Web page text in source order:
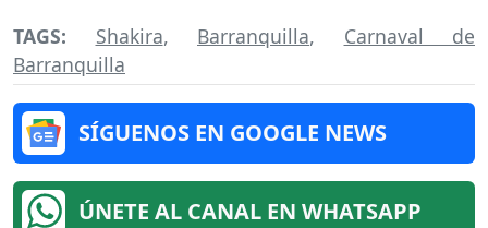
TAGS: Shakira, Barranquilla, Carnaval de
Barranquilla
SÍGUENOS EN GOOGLE NEWS
ÚNETE AL CANAL EN WHATSAPP